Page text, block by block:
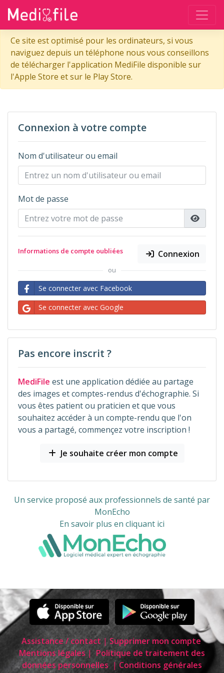
Ce site est optimisé pour les ordinateurs, si vous
naviguez depuis un téléphone nous vous conseillons
de télécharger l'application MediFile disponible sur
l'Apple Store et sur le Play Store.
Connexion à votre compte
Nom d'utilisateur ou email
Mot de passe
Informations de compte oubliées Connexion
ou
Se connecter avec Facebook
Se connecter avec Google
Pas encore inscrit ?
MediFile est une application dédiée au partage
des images et comptes-rendus d'échographie. Si
vous êtes patient ou praticien et que vous
souhaitez accéder à un compte-rendu que l'on
vous a partagé, commençez votre inscription !
Je souhaite créer mon compte
Un service proposé aux professionnels de santé par
MonEcho
En savoir plus en cliquant ici
Assistance / contact | Supprimer mon compte
Mentions légales | Politique de traitement des
données personnelles | Conditions générales